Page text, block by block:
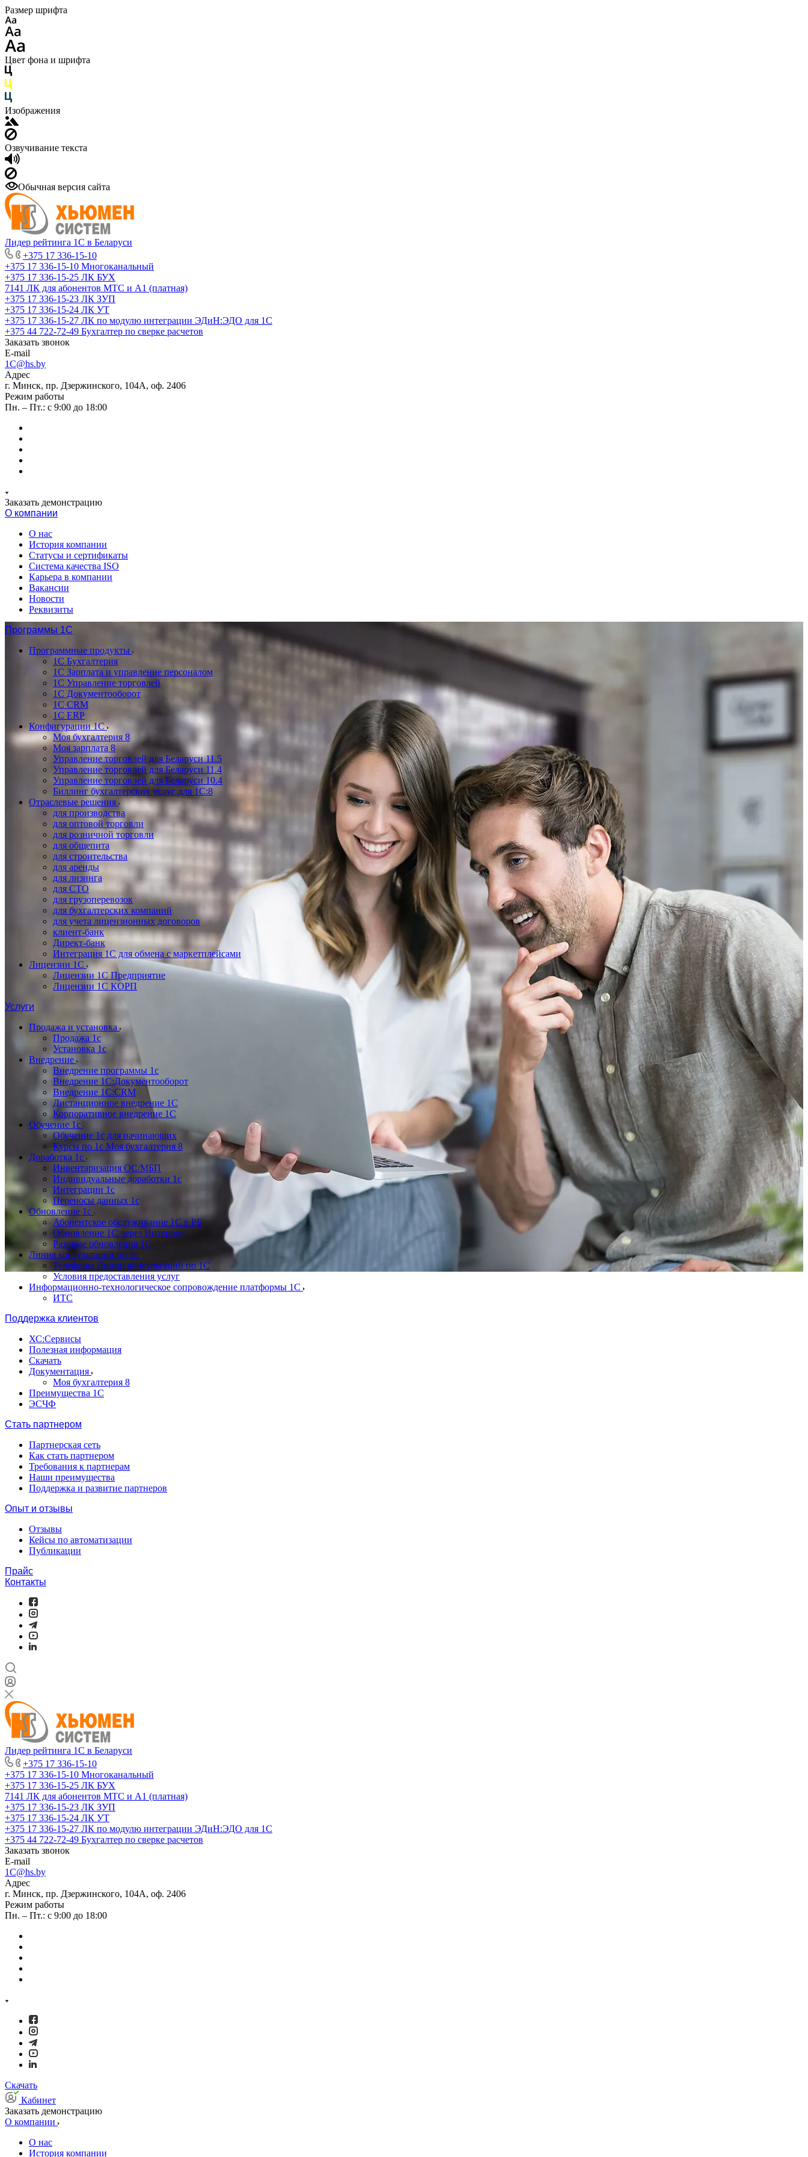
Размер шрифта
Цвет фона и шрифта
Изображения
Озвучивание текста
Обычная версия сайта
Лидер рейтинга 1С в Беларуси
+375 17 336-15-10
+375 17 336-15-10 Многоканальный
+375 17 336-15-25 ЛК БУХ
7141 ЛК для абонентов МТС и А1 (платная)
+375 17 336-15-23 ЛК ЗУП
+375 17 336-15-24 ЛК УТ
+375 17 336-15-27 ЛК по модулю интеграции ЭДиН:ЭДО для 1С
+375 44 722-72-49 Бухгалтер по сверке расчетов
Заказать звонок
E-mail
1C@hs.by
Адрес
г. Минск, пр. Дзержинского, 104А, оф. 2406
Режим работы
Пн. – Пт.: с 9:00 до 18:00
Заказать демонстрацию
О компании
О нас
История компании
Статусы и сертификаты
Система качества ISO
Карьера в компании
Вакансии
Новости
Реквизиты
Программы 1С
Программные продукты
1С Бухгалтерия
1С Зарплата и управление персоналом
1С Управление торговлей
1С Документооборот
1С CRM
1С ERP
Конфигурации 1С
Моя бухгалтерия 8
Моя зарплата 8
Управление торговлей для Беларуси 11.5
Управление торговлей для Беларуси 11.4
Управление торговлей для Беларуси 10.4
Биллинг бухгалтерских услуг для 1С:8
Отраслевые решения
для производства
для оптовой торговли
для розничной торговли
для общепита
для строительства
для аренды
для лизинга
для СТО
для грузоперевозок
для бухгалтерских компаний
для учета лицензионных договоров
клиент-банк
Директ-банк
Интеграция 1C для обмена с маркетплейсами
Лицензии 1С
Лицензии 1С Предприятие
Лицензии 1С КОРП
Услуги
Продажа и установка
Продажа 1с
Установка 1с
Внедрение
Внедрение программы 1с
Внедрение 1С:Документооборот
Внедрение 1С:CRM
Дистанционное внедрение 1С
Корпоративное внедрение 1С
Обучение 1с
Обучение 1с для начинающих
Курсы по 1с Моя бухгалтерия 8
Доработка 1с
Инвентаризация ОС/МБП
Индивидуальные доработки 1с
Интеграции 1с
Переносы данных 1с
Обновление 1с
Абонентское обслуживание 1С в РБ
Обновление 1С через Интернет
Разовые обновления 1С
Линия консультаций по 1с
Телефоны Линии консультаций по 1С
Условия предоставления услуг
Информационно-технологическое сопровождение платформы 1С
ИТС
Поддержка клиентов
ХС:Сервисы
Полезная информация
Скачать
Документация
Моя бухгалтерия 8
Преимущества 1С
ЭСЧФ
Стать партнером
Партнерская сеть
Как стать партнером
Требования к партнерам
Наши преимущества
Поддержка и развитие партнеров
Опыт и отзывы
Отзывы
Кейсы по автоматизации
Публикации
Прайс
Контакты
Лидер рейтинга 1С в Беларуси
+375 17 336-15-10
+375 17 336-15-10 Многоканальный
+375 17 336-15-25 ЛК БУХ
7141 ЛК для абонентов МТС и А1 (платная)
+375 17 336-15-23 ЛК ЗУП
+375 17 336-15-24 ЛК УТ
+375 17 336-15-27 ЛК по модулю интеграции ЭДиН:ЭДО для 1С
+375 44 722-72-49 Бухгалтер по сверке расчетов
Заказать звонок
E-mail
1C@hs.by
Адрес
г. Минск, пр. Дзержинского, 104А, оф. 2406
Режим работы
Пн. – Пт.: с 9:00 до 18:00
Скачать
Кабинет
Заказать демонстрацию
О компании
О нас
История компании